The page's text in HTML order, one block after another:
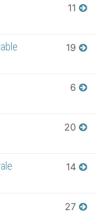
11
19
6
20
14
27